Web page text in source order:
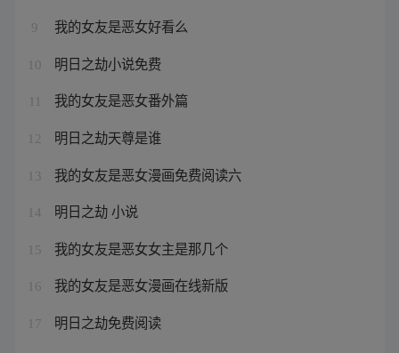
9 我的女友是恶女好看么
10 明日之劫小说免费
我的女友是恶女番外篇
12 明日之劫天尊是谁
13 我的女友是恶女漫画免费阅读六
14 明日之劫 小说
15 我的女友是恶女女主是那几个
16 我的女友是恶女漫画在线新版
17 明日之劫免费阅读